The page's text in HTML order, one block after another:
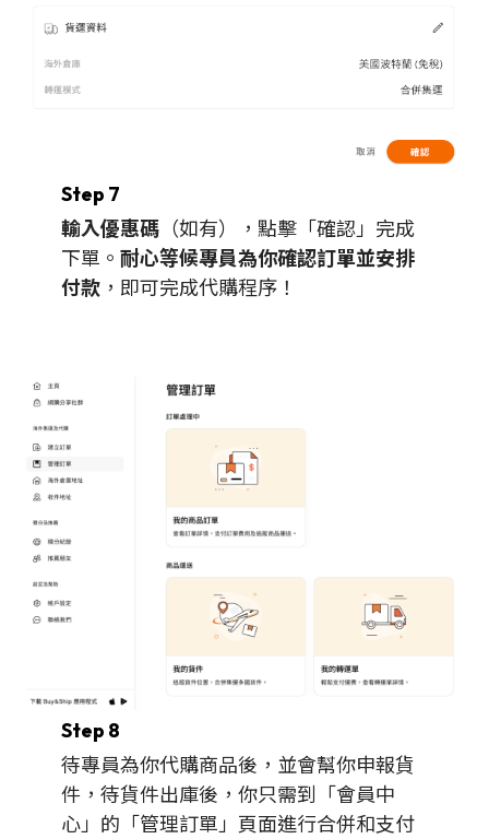
Step 7
輸入優惠碼 （如有），點擊「確認」完成
下單。 耐心等候專員為你確認訂單並安排
付款 ，即可完成代購程序！
Step 8
待專員為你代購商品後，並會幫你申報貨
件，待貨件出庫後，你只需到「會員中
心」的「管理訂單」頁面進行合併和支付